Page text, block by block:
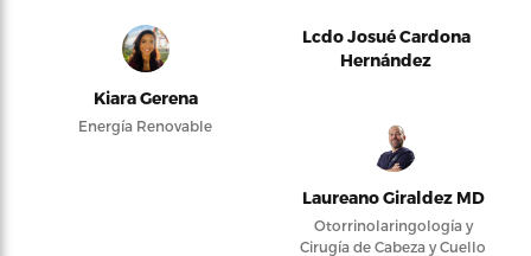
Kiara Gerena
Energía Renovable
Lcdo Josué Cardona
Hernández
Laureano Giraldez MD
Otorrinolaringología y
Cirugía de Cabeza y Cuello